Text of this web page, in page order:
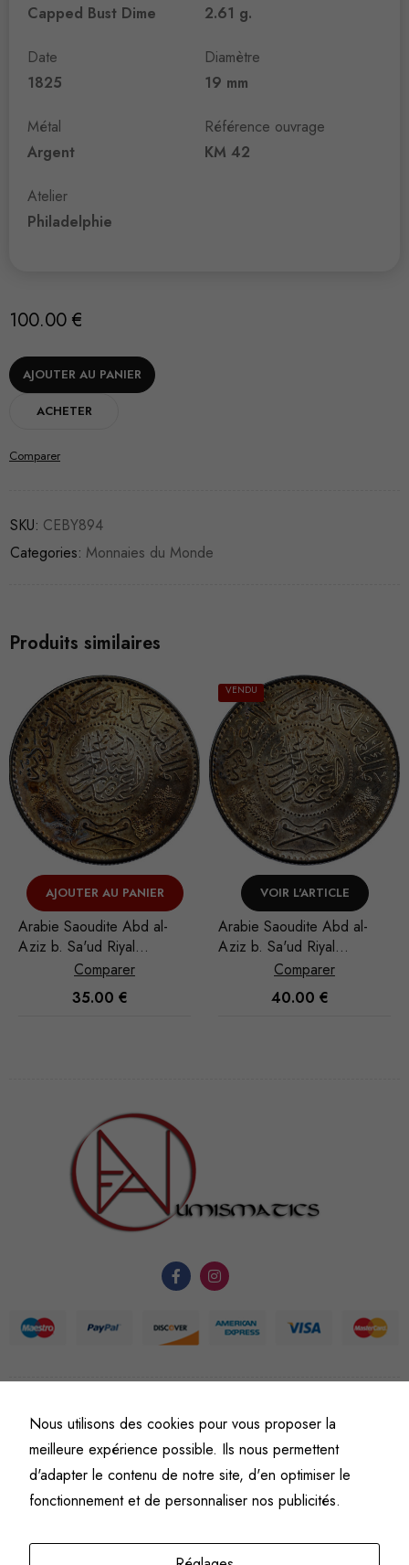
Capped Bust Dime
Date
1825
Métal
Argent
Atelier
Philadelphie
2.61 g.
Diamètre
19 mm
Référence ouvrage
KM 42
100.00 €
AJOUTER AU PANIER
ACHETER
Comparer
SKU: CEBY894
Categories: Monnaies du Monde
Produits similaires
VENDU
VOIR L'ARTICLE
Arabie Saoudite Abd al-
Aziz b. Sa'ud Riyal
1951/AH 1370
Comparer
40.00€
VENDU
VOIR L'ARTICLE
Arabie Saoudite Abd al-
Aziz b. Sa'ud Riyal
1948/AH 1367
Comparer
45.00€
©Fine art numismatics– Tous droits réservés.
Politique de confidentialité
Conditions générales de vente et d’utilisation
Mentions légales
Nous utilisons des cookies pour vous proposer la
meilleure expérience possible. Ils nous permettent
d'adapter le contenu de notre site, d'en optimiser le
fonctionnement et de personnaliser nos publicités.
du site Web.
nous
structure du
site Web, en
fonction de
l'usage qu'il